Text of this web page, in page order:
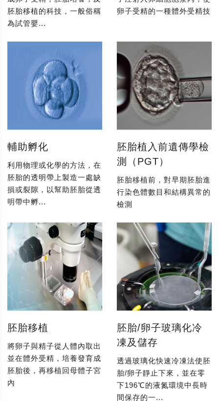
胚胎移植的科技，一般俗稱
為試管嬰...
卵子受精的一種體外受精技
輔助孵化
利用物理或化學的方法，在
胚胎的透明帶上製造一處缺
損或裂隙，以幫助胚胎從透
明帶中孵...
胚胎植入前遺傳學檢
測（PGT）
胚胎移植前，對早期胚胎進
行染色體數目和結構異常的
檢測
胚胎移植
將卵子與精子從人體內取出
並在體外受精，培養發育成
胚胎後，再移植回母體子宮
內
胚胎/卵子玻璃化冷
凍及儲存
透過玻璃化快速冷凍法使胚
胎/卵子靜止下來，並在零
下196℃的液氮環境中長時
間保存的一...